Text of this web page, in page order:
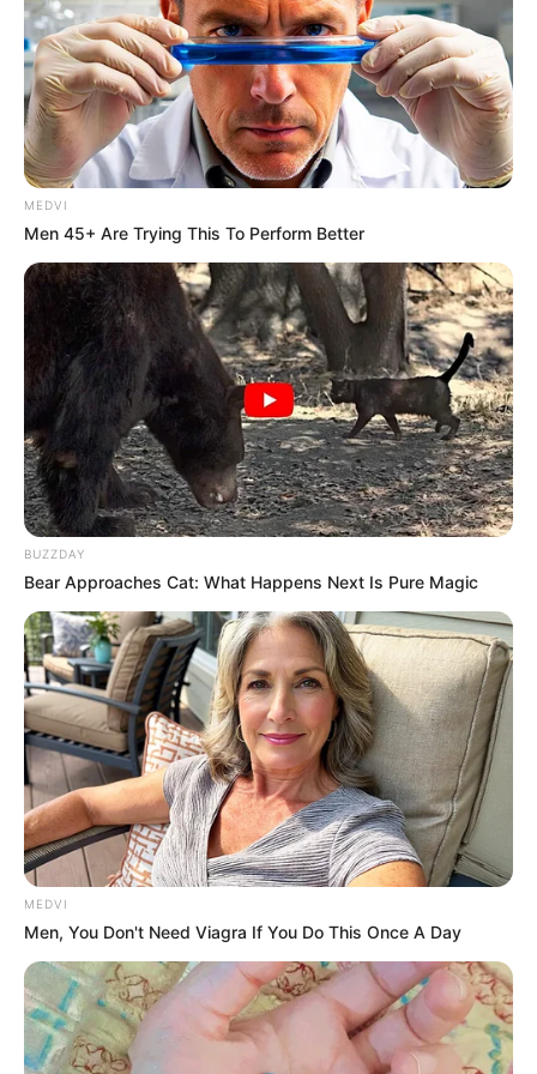
aprimorar a atuação dos agentes de saúde nas comunidades e
garantir um atendimento de qualidade para toda a população.
Assessoria de Comunicação / Prefeitura Municipal de Ipatinga
Agentes Comunitários de Saúde e de Combate às Endemias
da cidade de Missal recebem certificação do Saúde com
Em cerimônia na Secretaria de Saúde de Missal um grupo de
Agentes Comunitárias de Saúde e Agentes de Combate a
Endemias, receberam o certificado de conclusão do Curso técnico
inicial que integra o Programa Saúde com Agente da APS (Atenção
Primária em Saúde).
Agentes comunitários de saúde e de combate às endemias
de
Missal. —Imagem/Reprodução/Prefeitura de Missal.
Além do aprendizado gerado a partir da formação, o certificado irá
contribuir nos avanços do Plano de Cargos e Salários, gerando
vantagens financeiras a estes profissionais que exercem um papel
fundamental na saúde local.
MEDVI
Men 45+ Are Trying This To Perform Better
BUZZDAY
Bear Approaches Cat: What Happens Next Is Pure Magic
MEDVI
Men, You Don't Need Viagra If You Do This Once A Day